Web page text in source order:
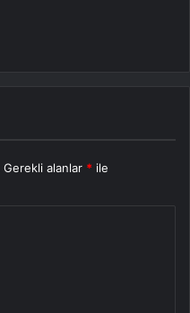
Gerekli alanlar * ile